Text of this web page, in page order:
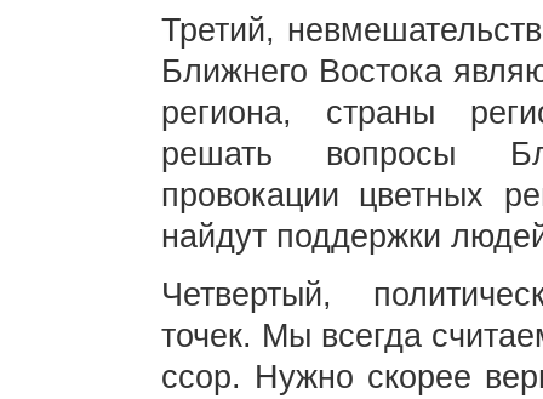
Третий,
Ближнего Востока
региона, страны
решать вопросы
провокации цветных
найдут поддержки
Четвертый,
точек. Мы всегда
ссор. Нужно скорее